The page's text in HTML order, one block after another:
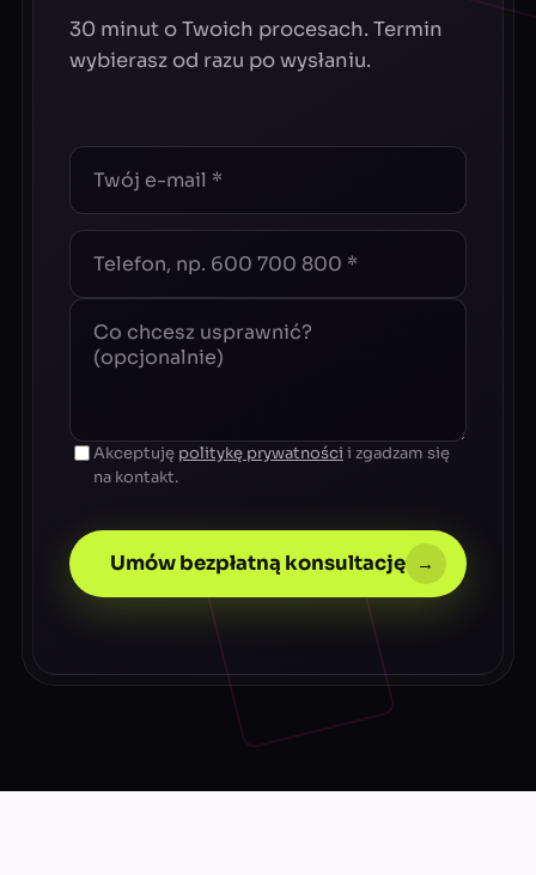
30 minut o Twoich procesach. Termin
wybierasz od razu po wysłaniu.
Akceptuję politykę prywatności i zgadzam się
na kontakt.
Umów bezpłatną konsultację →